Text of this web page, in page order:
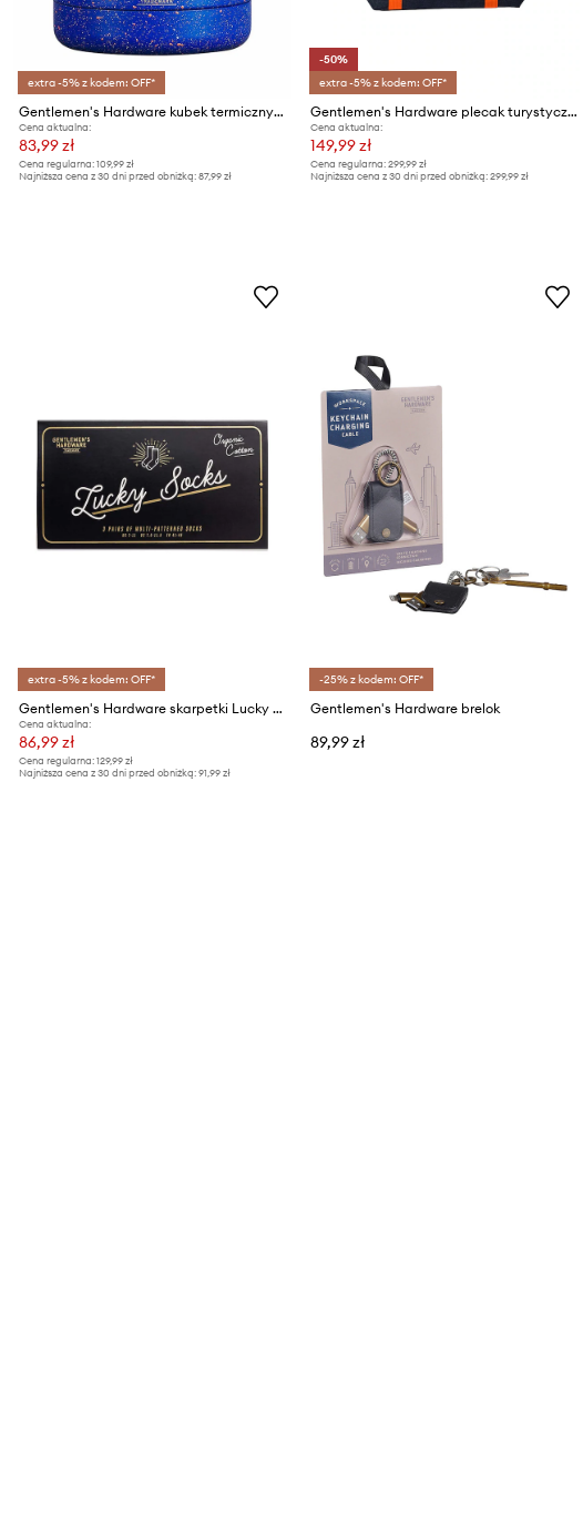
extra -5% z kodem: OFF*
Gentlemen's Hardware kubek termiczny Beverage Cooler 330 ml
Cena aktualna:
83,99 zł
Cena regularna: 109,99 zł
Najniższa cena z 30 dni przed obniżką: 87,99 zł
-50%
extra -5% z kodem: OFF*
Gentlemen's Hardware plecak turystyczny 20 L
Cena aktualna:
149,99 zł
Cena regularna: 299,99 zł
Najniższa cena z 30 dni przed obniżką: 299,99 zł
extra -5% z kodem: OFF*
Gentlemen's Hardware skarpetki Lucky Socks 3-pack
Cena aktualna:
86,99 zł
Cena regularna: 129,99 zł
Najniższa cena z 30 dni przed obniżką: 91,99 zł
-25% z kodem: OFF*
Gentlemen's Hardware brelok
89,99 zł